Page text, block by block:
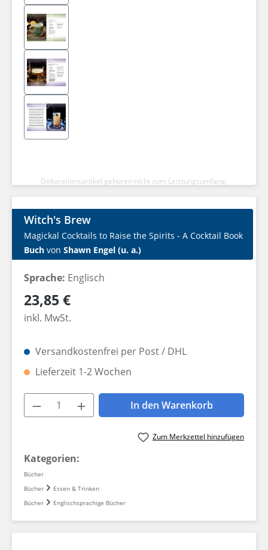
Dekorationsartikel gehören nicht zum Leistungsumfang.
Witch's Brew
Magickal Cocktails to Raise the Spirits - A Cocktail Book
Buch von Shawn Engel (u. a.)
Sprache: Englisch
Regulärer Preis:
23,85 €
inkl. MwSt.
Versandkostenfrei per Post / DHL
Lieferzeit 1-2 Wochen
Produkt Anzahl: Gib den
In den Warenkorb
Zum Merkzettel hinzufügen
Kategorien:
Bücher
Bücher
Essen & Trinken
Bücher
Englischsprachige Bücher